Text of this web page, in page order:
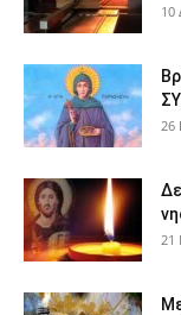
10
26
21